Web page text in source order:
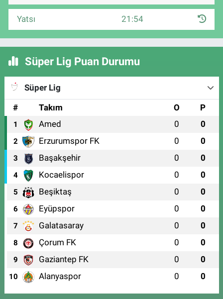
Yatsı 21:54
Süper Lig Puan Durumu
Süper Lig
#
Takım O P
1 Amed 0 0
2 Erzurumspor FK 0 0
3 Başakşehir 0 0
4 Kocaelispor 0 0
5 Beşiktaş 0 0
6 Eyüpspor 0 0
7 Galatasaray 0 0
8 Çorum FK 0 0
9 Gaziantep FK 0 0
10 Alanyaspor 0 0